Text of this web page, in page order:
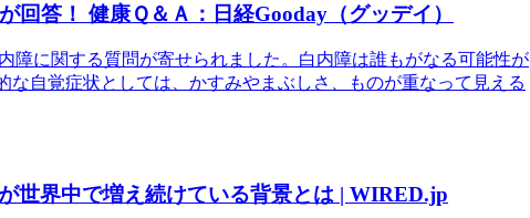
答！ 健康Ｑ＆Ａ：日経Gooday（グッデイ）
障に関する質問が寄せられました。白内障は誰もがなる可能性が
な自覚症状としては、かすみやまぶしさ、ものが重なって見える
世界中で増え続けている背景とは | WIRED.jp